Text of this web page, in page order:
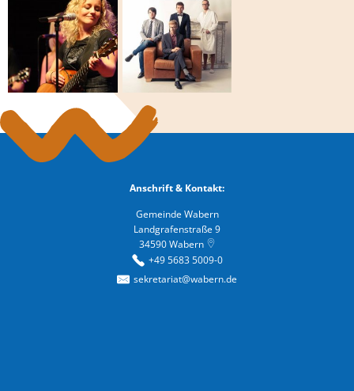
Anschrift & Kontakt:
Gemeinde Wabern
Landgrafenstraße 9
34590 Wabern
+49 5683 5009-0
sekretariat@wabern.de